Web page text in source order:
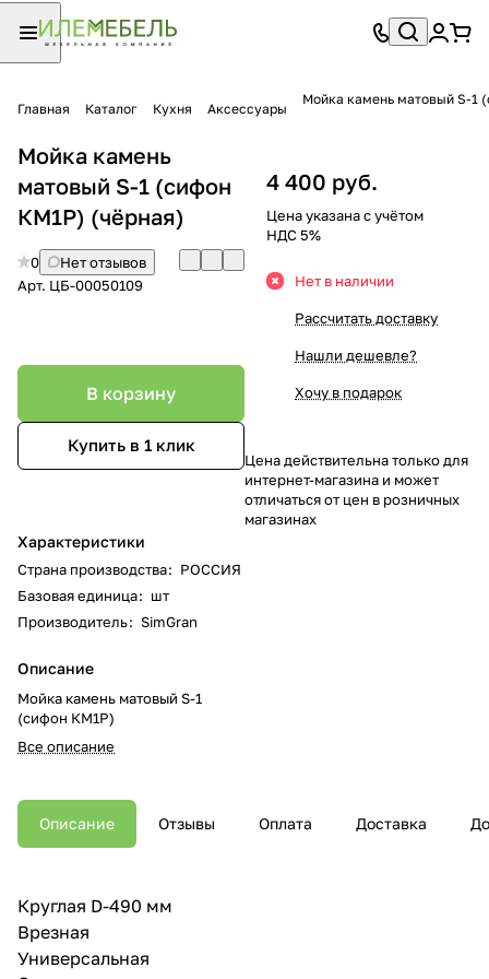
Главная Каталог Кухня Аксессуары
Мойка камень матовый S-1
Мойка камень
матовый S-1 (сифон
КМ1Р) (чёрная)
0
Нет отзывов
Арт. ЦБ-00050109
В корзину
Купить в 1 клик
Характеристики
Страна производства: РОССИЯ
Базовая единица: шт
Производитель: SimGran
Описание
Мойка камень матовый S-1
(сифон КМ1Р)
Все описание
4 400 руб.
Цена указана с учётом
НДС 5%
Нет в наличии
Рассчитать доставку
Нашли дешевле?
Хочу в подарок
Цена действительна только для
интернет-магазина и может
отличаться от цен в розничных
магазинах
Описание Отзывы Оплата Доставка
Круглая D-490 мм
Врезная
Универсальная